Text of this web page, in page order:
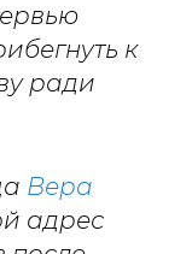
к
ради
Вера
адрес